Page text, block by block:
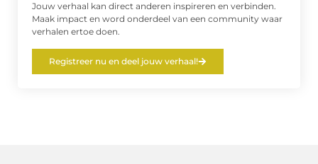
Jouw verhaal kan direct anderen inspireren en verbinden.
Maak impact en word onderdeel van een community waar
verhalen ertoe doen.
Registreer nu en deel jouw verhaal!